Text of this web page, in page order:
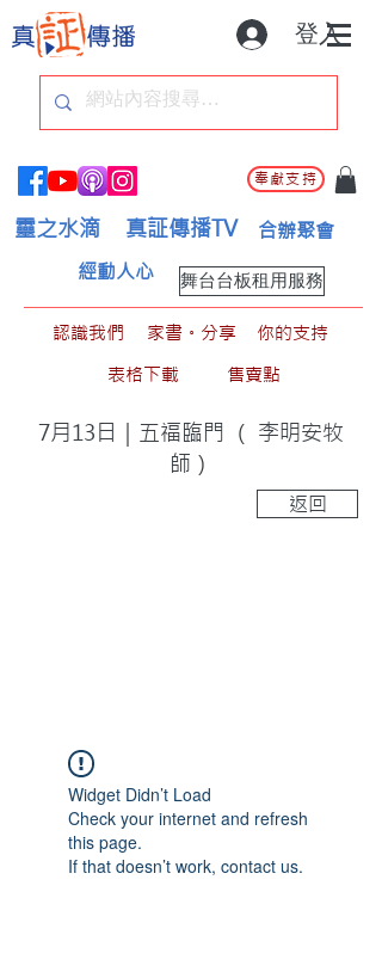
登入
奉獻支持
靈之水滴 真証傳播TV 合辦聚會
舞台台板租用服務
經動人心
認識我們 家書。分享
你的支持
表格下載
售賣點
7月13日｜五福臨門 （ 李明安牧
師）
返回
Widget Didn’t Load
Check your internet and refresh
this page.
If that doesn’t work, contact us.